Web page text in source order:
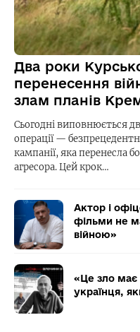
Два роки
перенесення
злам планів
Сьогодні виповнюється
операції —
кампанії, яка перенесла
агресора. Цей крок…
Актор і
фільми не
війною»
«Це зло має
українця,